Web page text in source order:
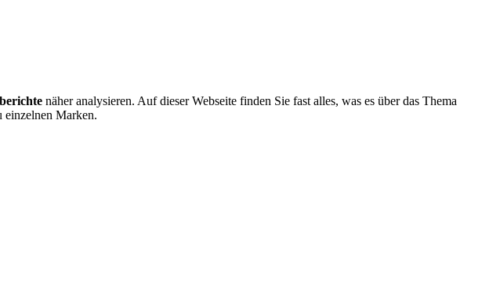
näher analysieren. Auf dieser Webseite finden Sie fast alles, was es über das Thema
einzelnen Marken.